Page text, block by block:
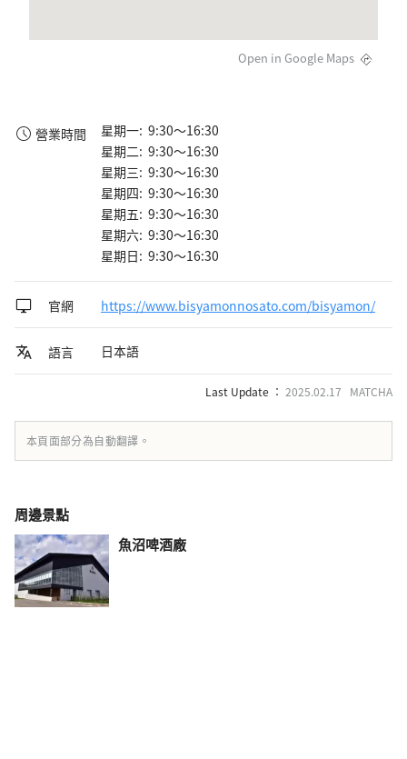
Open in Google Maps
營業時間
星期一: 9:30～16:30
星期二: 9:30～16:30
星期三: 9:30～16:30
星期四: 9:30～16:30
星期五: 9:30～16:30
星期六: 9:30～16:30
星期日: 9:30～16:30
官網 https://www.bisyamonnosato.com/bisyamon/
語言 日本語
Last Update ： 2025.02.17 MATCHA
本頁面部分為自動翻譯。
周邊景點
魚沼啤酒廠